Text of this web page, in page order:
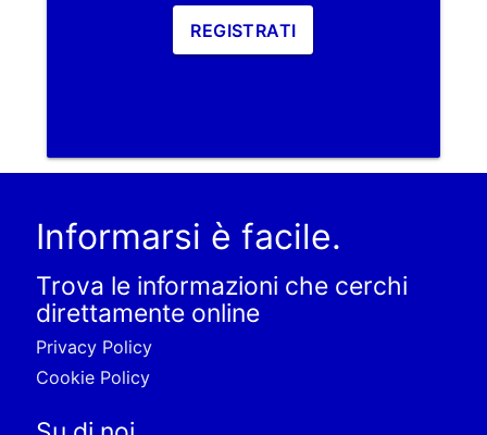
REGISTRATI
Informarsi è facile.
Trova le informazioni che cerchi
direttamente online
Privacy Policy
Cookie Policy